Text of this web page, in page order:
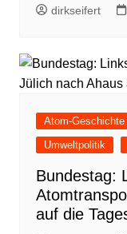
dirkseifert
Atom-Geschichte
Umweltpolitik
Bundestag:
auf die